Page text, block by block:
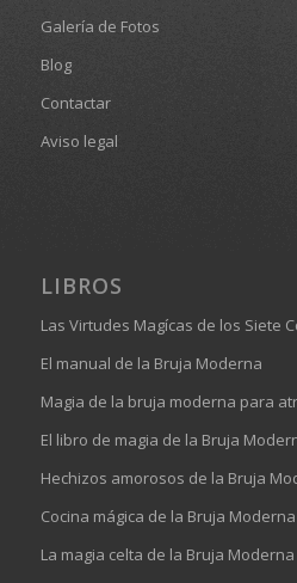
Galería de Fotos
Blog
Contactar
Aviso legal
LIBROS
Las Virtudes Magícas de los Siete
El manual de la Bruja Moderna
Magia de la bruja moderna para
El libro de magia de la Bruja
Hechizos amorosos de la Bruja
Cocina mágica de la Bruja Moderna
La magia celta de la Bruja Moderna